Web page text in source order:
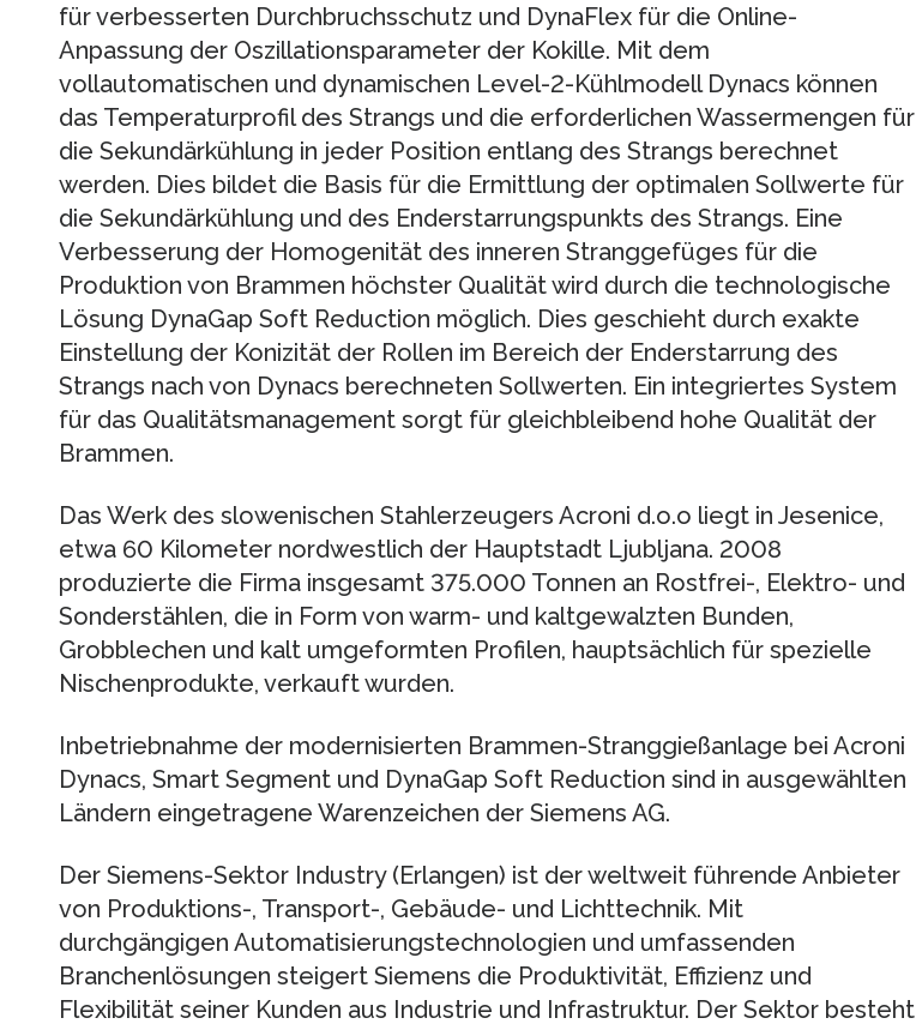
für verbesserten Durchbruchsschutz und DynaFlex für die Online-
Anpassung der Oszillationsparameter der Kokille. Mit dem
vollautomatischen und dynamischen Level-2-Kühlmodell Dynacs können
das Temperaturprofil des Strangs und die erforderlichen Wassermengen für
die Sekundärkühlung in jeder Position entlang des Strangs berechnet
werden. Dies bildet die Basis für die Ermittlung der optimalen Sollwerte für
die Sekundärkühlung und des Enderstarrungspunkts des Strangs. Eine
Verbesserung der Homogenität des inneren Stranggefüges für die
Produktion von Brammen höchster Qualität wird durch die technologische
Lösung DynaGap Soft Reduction möglich. Dies geschieht durch exakte
Einstellung der Konizität der Rollen im Bereich der Enderstarrung des
Strangs nach von Dynacs berechneten Sollwerten. Ein integriertes System
für das Qualitätsmanagement sorgt für gleichbleibend hohe Qualität der
Brammen.
Das Werk des slowenischen Stahlerzeugers Acroni d.o.o liegt in Jesenice,
etwa 60 Kilometer nordwestlich der Hauptstadt Ljubljana. 2008
produzierte die Firma insgesamt 375.000 Tonnen an Rostfrei-, Elektro- und
Sonderstählen, die in Form von warm- und kaltgewalzten Bunden,
Grobblechen und kalt umgeformten Profilen, hauptsächlich für spezielle
Nischenprodukte, verkauft wurden.
Inbetriebnahme der modernisierten Brammen-Stranggießanlage bei Acroni
Dynacs, Smart Segment und DynaGap Soft Reduction sind in ausgewählten
Ländern eingetragene Warenzeichen der Siemens AG.
Der Siemens-Sektor Industry (Erlangen) ist der weltweit führende Anbieter
von Produktions-, Transport-, Gebäude- und Lichttechnik. Mit
durchgängigen Automatisierungstechnologien und umfassenden
Branchenlösungen steigert Siemens die Produktivität, Effizienz und
Flexibilität seiner Kunden aus Industrie und Infrastruktur. Der Sektor besteht